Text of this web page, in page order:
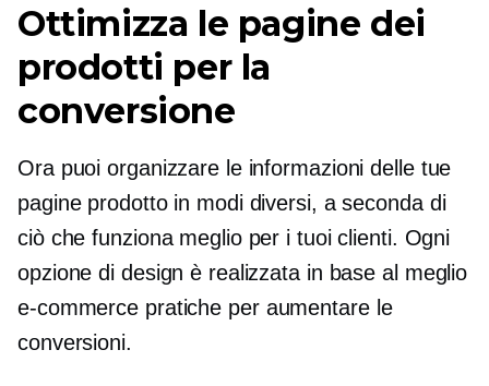
Ottimizza le pagine dei
prodotti per la
conversione
Ora puoi organizzare le informazioni delle tue
pagine prodotto in modi diversi, a seconda di
ciò che funziona meglio per i tuoi clienti. Ogni
opzione di design è realizzata in base al meglio
e-commerce pratiche per aumentare le
conversioni.